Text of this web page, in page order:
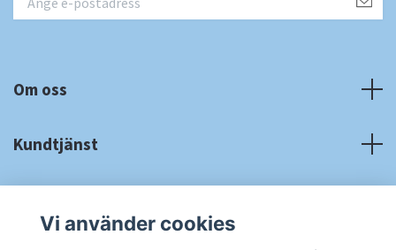
Om oss
Kundtjänst
Vi använder cookies